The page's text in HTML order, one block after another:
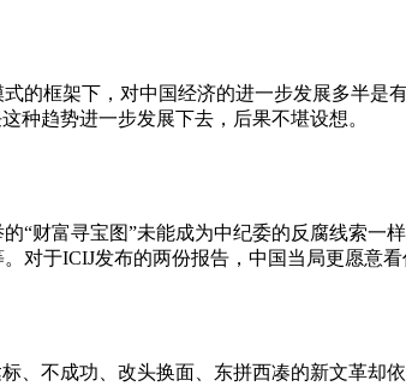
的框架下，对中国经济的进一步发展多半
种趋势进一步发展下去，后果不堪设想。
“财富寻宝图”未能成为中纪委的反腐线索
对于ICIJ发布的两份报告，中国当局更愿意看
、不成功、改头换面、东拼西凑的新文革